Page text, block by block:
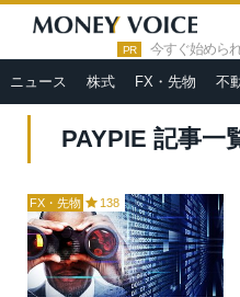
PR 今すぐ始めら
ニュース 株式 FX・先物 不
HOME » PayPie
PAYPIE 記事一
FX・先物 138